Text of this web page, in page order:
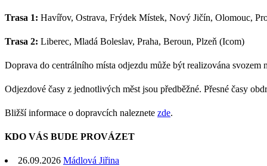
Trasa 1: Havířov, Ostrava, Frýdek Místek, Nový Jičín, Olomouc,
Trasa 2: Liberec, Mladá Boleslav, Praha, Beroun, Plzeň (Icom)
Doprava do centrálního místa odjezdu může být realizována
Odjezdové časy z jednotlivých měst jsou předběžné. Přesné časy
Bližší informace o dopravcích naleznete zde.
KDO VÁS BUDE PROVÁZET
26.09.2026 Mádlová Jiřina